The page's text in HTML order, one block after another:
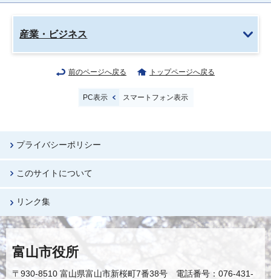
産業・ビジネス
前のページへ戻る トップページへ戻る
PC表示 スマートフォン表示
プライバシーポリシー
このサイトについて
リンク集
富山市役所
〒930-8510 富山県富山市新桜町7番38号 電話番号：076-431-